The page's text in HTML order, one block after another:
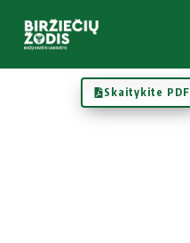
Skaitykite PDF